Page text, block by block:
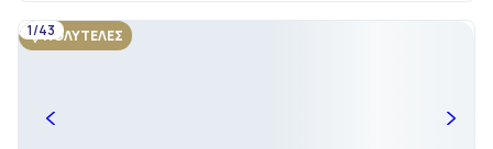
ΠΟΛΥΤΕΛΕΣ
1/43